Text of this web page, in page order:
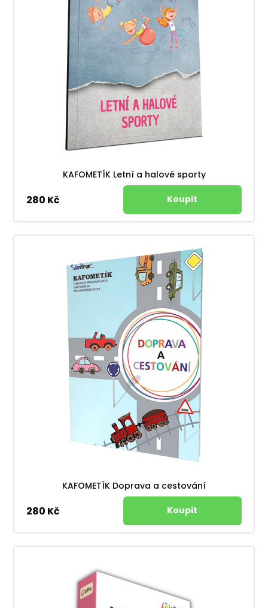
KAFOMETÍK Letní a halové sporty
280 Kč
KAFOMETÍK Doprava a cestování
280 Kč